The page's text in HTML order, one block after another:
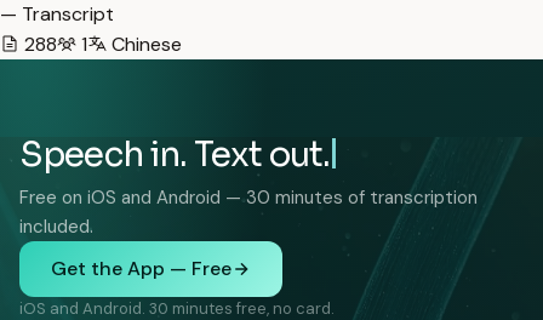
— Transcript
288
1 Chinese
Speech in. Text out.
Free on iOS and Android — 30 minutes of transcription
included.
Get the App — Free
iOS and Android. 30 minutes free, no card.